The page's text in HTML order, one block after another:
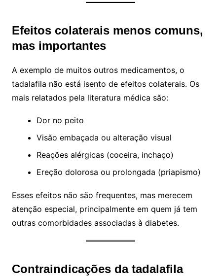
Efeitos colaterais menos comuns,
mas importantes
A exemplo de muitos outros medicamentos, o
tadalafila não está isento de efeitos colaterais. Os
mais relatados pela literatura médica são:
Dor no peito
Visão embaçada ou alteração visual
Reações alérgicas (coceira, inchaço)
Ereção dolorosa ou prolongada (priapismo)
Esses efeitos não são frequentes, mas merecem
atenção especial, principalmente em quem já tem
outras comorbidades associadas à diabetes.
Contraindicações da tadalafila